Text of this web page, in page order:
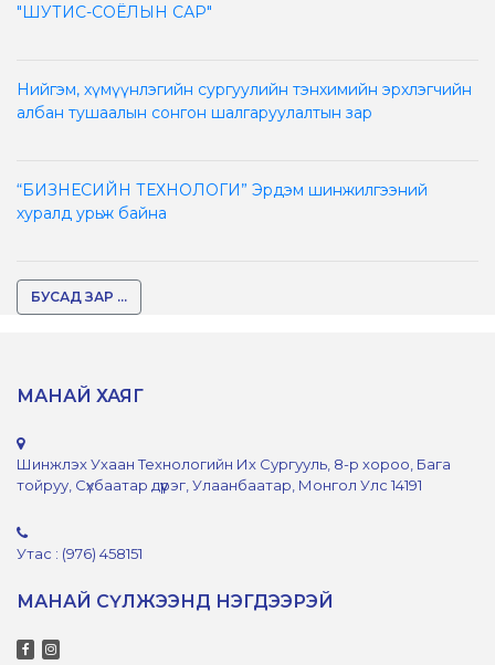
"ШУТИС-СОЁЛЫН САР"
Нийгэм, хүмүүнлэгийн сургуулийн тэнхимийн эрхлэгчийн
албан тушаалын сонгон шалгаруулалтын зар
“БИЗНЕСИЙН ТЕХНОЛОГИ” Эрдэм шинжилгээний
хуралд урьж байна
БУСАД ЗАР ...
МАНАЙ ХАЯГ
Шинжлэх Ухаан Технологийн Их Сургууль, 8-р хороо, Бага
тойруу, Сүхбаатар дүүрэг, Улаанбаатар, Монгол Улс 14191
Утас : (976) 458151
МАНАЙ СҮЛЖЭЭНД НЭГДЭЭРЭЙ